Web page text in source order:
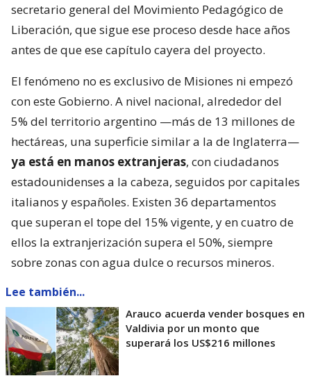
secretario general del Movimiento Pedagógico de
Liberación, que sigue ese proceso desde hace años
antes de que ese capítulo cayera del proyecto.
El fenómeno no es exclusivo de Misiones ni empezó
con este Gobierno. A nivel nacional, alrededor del
5% del territorio argentino —más de 13 millones de
hectáreas, una superficie similar a la de Inglaterra—
ya está en manos extranjeras, con ciudadanos
estadounidenses a la cabeza, seguidos por capitales
italianos y españoles. Existen 36 departamentos
que superan el tope del 15% vigente, y en cuatro de
ellos la extranjerización supera el 50%, siempre
sobre zonas con agua dulce o recursos mineros.
Lee también...
Arauco acuerda vender bosques en
Valdivia por un monto que
superará los US$216 millones